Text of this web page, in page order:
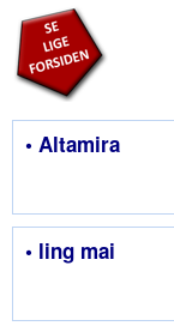
• Altamira
• ling mai